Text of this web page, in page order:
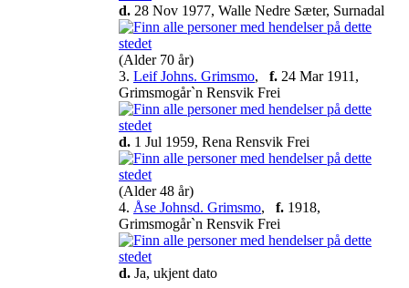
d. 28 Nov 1977, Walle Nedre Sæter, Surnadal
(Alder 70 år)
3. Leif Johns. Grimsmo, f. 24 Mar 1911,
Grimsmogår`n Rensvik Frei
d. 1 Jul 1959, Rena Rensvik Frei
(Alder 48 år)
4. Åse Johnsd. Grimsmo, f. 1918,
Grimsmogår`n Rensvik Frei
d. Ja, ukjent dato